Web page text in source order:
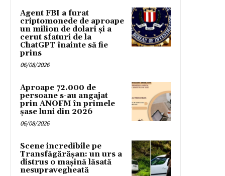
Agent FBI a furat
criptomonede de aproape
un milion de dolari și a
cerut sfaturi de la
ChatGPT înainte să fie
prins
06/08/2026
Aproape 72.000 de
persoane s-au angajat
prin ANOFM în primele
șase luni din 2026
06/08/2026
Scene incredibile pe
Transfăgărășan: un urs a
distrus o mașină lăsată
nesupravegheată